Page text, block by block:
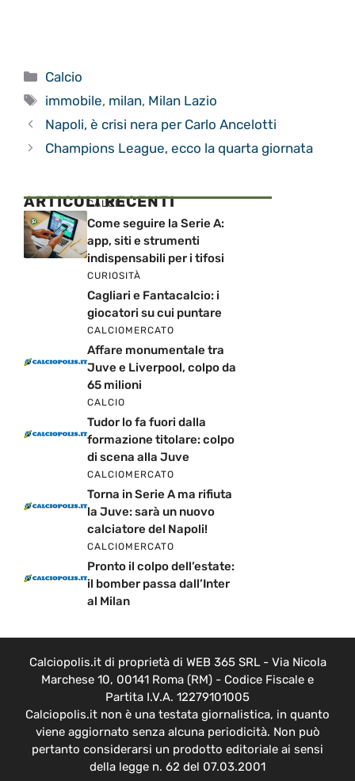
Categorie
Calcio
Tag
immobile, milan, Milan Lazio
Napoli, è crisi nera per Carlo Ancelotti
Champions League, ecco la quarta giornata
ARTICOLI RECENTI
CALCIO
Come seguire la Serie A:
app, siti e strumenti
indispensabili per i tifosi
CURIOSITÀ
Cagliari e Fantacalcio: i
giocatori su cui puntare
CALCIOMERCATO
Affare monumentale tra
Juve e Liverpool, colpo da
65 milioni
CALCIO
Tudor lo fa fuori dalla
formazione titolare: colpo
di scena alla Juve
CALCIOMERCATO
Torna in Serie A ma rifiuta
la Juve: sarà un nuovo
calciatore del Napoli!
CALCIOMERCATO
Pronto il colpo dell’estate:
il bomber passa dall’Inter
al Milan
Calciopolis.it di proprietà di WEB 365 SRL - Via Nicola
Marchese 10, 00141 Roma (RM) - Codice Fiscale e
Partita I.V.A. 12279101005
Calciopolis.it non è una testata giornalistica, in quanto
viene aggiornato senza alcuna periodicità. Non può
pertanto considerarsi un prodotto editoriale ai sensi
della legge n. 62 del 07.03.2001